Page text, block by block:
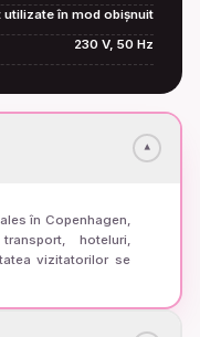
utilizate în mod obișnuit
230 V, 50 Hz
▾
în Copenhagen,
hoteluri,
vizitatorilor se